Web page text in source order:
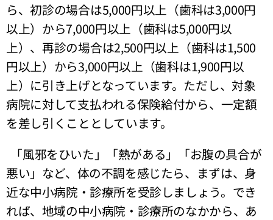
ら、初診の場合は5,000円以上（歯科は3,000円
以上）から7,000円以上（⻭科は5,000円以
上）、再診の場合は2,500円以上（歯科は1,500
円以上）から3,000円以上（⻭科は1,900円以
上）に引き上げとなっています。ただし、対象
病院に対して支払われる保険給付から、一定額
を差し引くこととしています。
「風邪をひいた」「熱がある」「お腹の具合が
悪い」など、体の不調を感じたら、まずは、身
近な中小病院・診療所を受診しましょう。でき
れば、地域の中小病院・診療所のなかから、あ